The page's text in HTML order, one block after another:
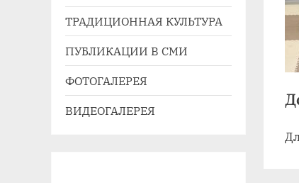
(3852)
63
39
ТРАДИЦИОННАЯ КУЛЬТУРА
ПУБЛИКАЦИИ В СМИ
ФОТОГАЛЕРЕЯ
ВИДЕОГАЛЕРЕЯ